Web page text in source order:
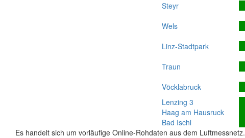
Steyr
Wels
Linz-Stadtpark
Traun
Vöcklabruck
Lenzing 3
Haag am Hausruck
Bad Ischl
Es handelt sich um vorläufige Online-Rohdaten aus dem Luftmessnetz.